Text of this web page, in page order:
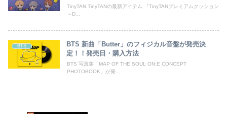
TinyTAN TinyTANの最新アイテム 『TinyTANプレミアムクッション
～D...
BTS
BTS 新曲「Butter」のフィジカル音盤が発売決
定！！発売日・購入方法
BTS 写真集「MAP OF THE SOUL ON:E CONCEPT
PHOTOBOOK」が発...